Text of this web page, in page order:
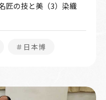
匠の技と美（3）染織
＃日本博